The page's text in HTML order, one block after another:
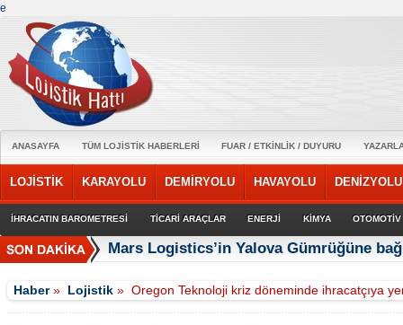
e
ANASAYFA TÜM LOJİSTİK HABERLERİ FUAR / ETKİNLİK / DUYURU
LOJİSTİK KARAYOLU DEMİRYOLU HAVAYOLU DENİZYOLU
İHRACATIN BAROMETRESİ TİCARİ ARAÇLAR ENERJİ KİMYA OTOMOTİV
Mars Logistics’in Yalova Gümrüğüne
Haber» Lojistik »Oregon Teknoloji kriz döneminde ihracatçıya